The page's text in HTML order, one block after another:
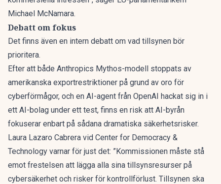
Michael McNamara.
Debatt om fokus
Det finns även en intern debatt om vad tillsynen bör
prioritera.
Efter att både Anthropics Mythos-modell stoppats av
amerikanska exportrestriktioner på grund av oro för
cyberförmågor, och en AI-agent från OpenAI hackat sig in i
ett AI-bolag under ett test, finns en risk att AI-byrån
fokuserar enbart på sådana dramatiska säkerhetsrisker.
Laura Lazaro Cabrera vid Center for Democracy &
Technology varnar för just det: ”Kommissionen måste stå
emot frestelsen att lägga alla sina tillsynsresurser på
cybersäkerhet och risker för kontrollförlust. Tillsynen ska